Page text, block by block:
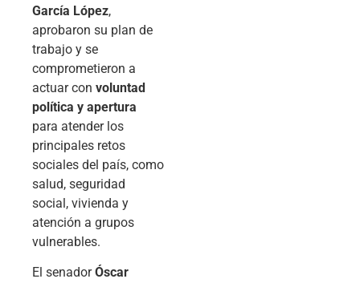
García López,
aprobaron su plan de
trabajo y se
comprometieron a
actuar con voluntad
política y apertura
para atender los
principales retos
sociales del país, como
salud, seguridad
social, vivienda y
atención a grupos
vulnerables.
El senadorÓscar